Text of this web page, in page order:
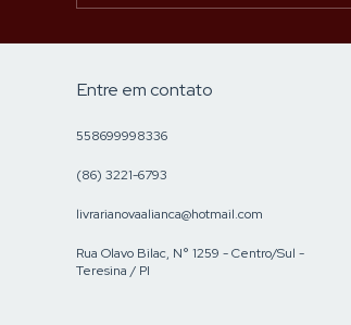
Entre em contato
558699998336
(86) 3221-6793
livrarianovaalianca@hotmail.com
Rua Olavo Bilac, N° 1259 - Centro/Sul -
Teresina / PI